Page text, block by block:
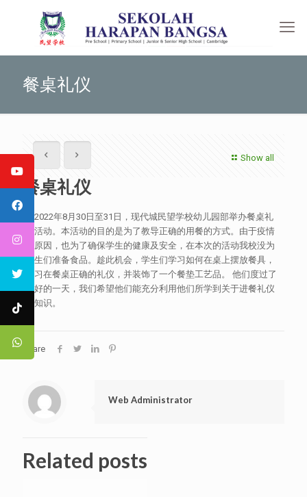
餐桌礼仪
Show all
餐桌礼仪
于2022年8月30日至31日，现代城民望学校幼儿园部举办餐桌礼
仪活动。本活动的目的是为了教导正确的用餐的方式。由于疫情
的原因，也为了确保学生的健康及安全，在本次的活动我校没为
学生们准备食品。趁此机会，学生们学习如何在桌上摆放餐具，
学习在餐桌正确的礼仪，并装饰了一个餐垫工艺品。 他们度过了
美好的一天，我们希望他们能充分利用他们所学到关于进餐礼仪
的知识。
Share
Web Administrator
Related posts